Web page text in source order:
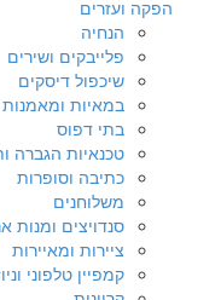
הפקה ועזרים
הנחיה
פלייבקים ושירים
שיכפול דיסקים
במאיות ומאמנות
בתי דפוס
טכנאיות הגברה
כתיבה וסופרות
משלוחנים
סנדויצים ומנות
ציירות ומאיירות
קמפיין טלפוני